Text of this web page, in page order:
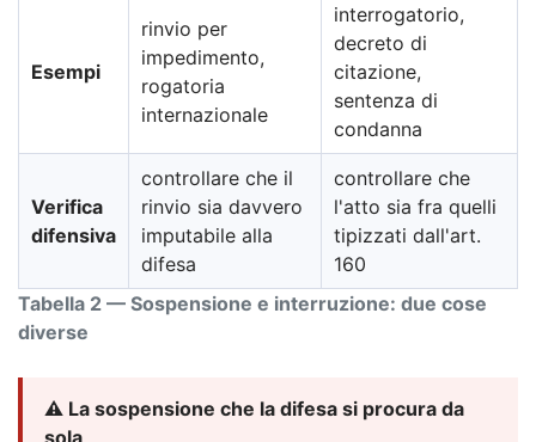
Tabella 2 — Sospensione e interruzione: due cose
diverse
Esempi
rinvio per
impedimento,
rogatoria
internazionale
interrogatorio,
decreto di
citazione,
sentenza di
condanna
Verifica
difensiva
controllare che il
rinvio sia davvero
imputabile alla
difesa
controllare che
l'atto sia fra quelli
tipizzati dall'art.
160
⚠️ La sospensione che la difesa si procura da
sola